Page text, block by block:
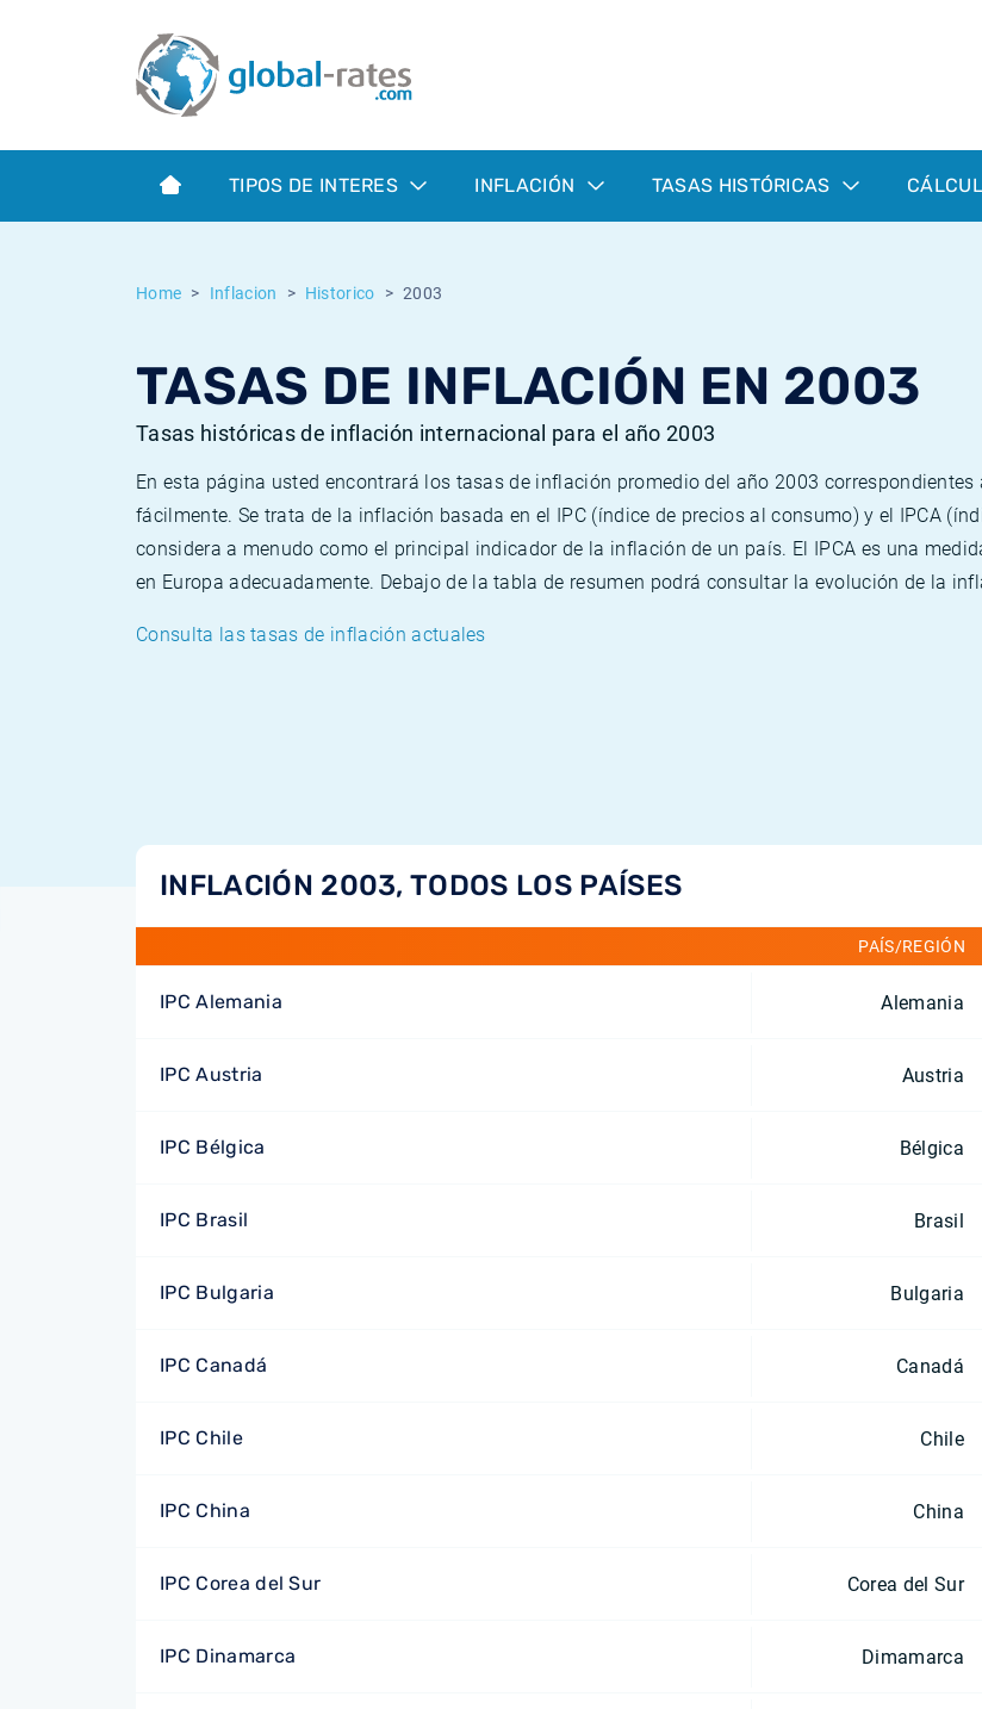
TIPOS DE INTERES INFLACIÓN TASAS HISTÓRICAS
Home Inflacion Historico 2003
TASAS DE INFLACIÓN EN 2003
Tasas históricas de inflación internacional para el año 2003
En esta página usted encontrará los tasas de inflación promedio del año 2003
fácilmente. Se trata de la inflación basada en el IPC (índice de precios al consumo) y el IPCA
considera a menudo como el principal indicador de la inflación de un país. El IPCA es una
en Europa adecuadamente. Debajo de la tabla de resumen podrá consultar la evolución de la
Consulta las tasas de inflación actuales
INFLACIÓN 2003, TODOS LOS PAÍSES
PAÍS/REGIÓN
IPC Alemania Alemania
IPC Austria Austria
IPC Bélgica Bélgica
IPC Brasil Brasil
IPC Bulgaria Bulgaria
IPC Canadá Canadá
IPC Chile Chile
IPC China China
IPC Corea del Sur Corea del Sur
IPC Dinamarca Dimamarca
Term SOFR
¿Qué es la inflación IPC?
¿Qué es la inflación IPCA?
Inflación Mexicano - IPC
Euribor - histórico
ESTER - histórico
Calculadora de inflación